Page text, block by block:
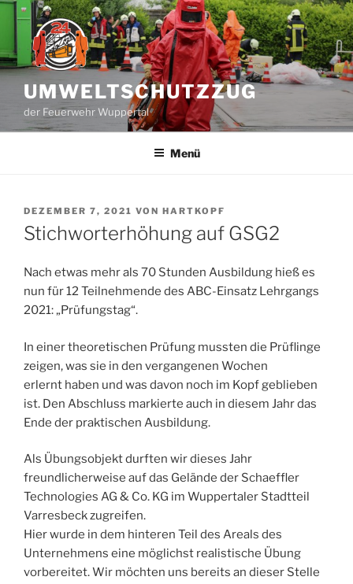
Zum
springen
UMWELTSCHUTZZUG
der Feuerwehr Wuppertal
Menü
VERÖFFENTLICHT
AM
DEZEMBER 7, 2021 VON HARTKOPF
Stichworterhöhung auf GSG2
Nach etwas mehr als 70 Stunden Ausbildung hieß es
nun für 12 Teilnehmende des ABC-Einsatz Lehrgangs
2021: „Prüfungstag“.
In einer theoretischen Prüfung mussten die Prüflinge
zeigen, was sie in den vergangenen Wochen
erlernt haben und was davon noch im Kopf geblieben
ist. Den Abschluss markierte auch in diesem Jahr das
Ende der praktischen Ausbildung.
Als Übungsobjekt durften wir dieses Jahr
freundlicherweise auf das Gelände der Schaeffler
Technologies AG & Co. KG im Wuppertaler Stadtteil
Varresbeck zugreifen.
Hier wurde in dem hinteren Teil des Areals des
Unternehmens eine möglichst realistische Übung
vorbereitet. Wir möchten uns bereits an dieser Stelle